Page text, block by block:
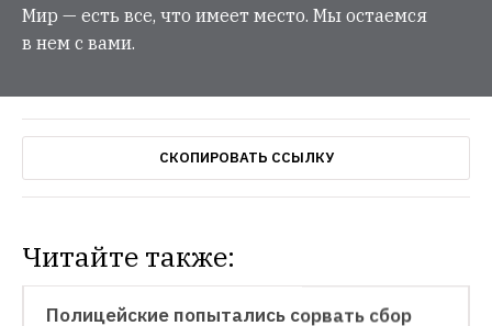
Мир — есть все, что имеет место. Мы остаемся
в нем с вами.
СКОПИРОВАТЬ ССЫЛКУ
Читайте также:
НОВОСТИ
Полицейские попытались сорвать сбор